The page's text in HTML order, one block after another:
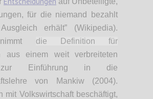
für die niemand bezahlt
erhält” (Wikipedia).
die Definition für
aus einem weit verbreiteten
zur Einführung in die
von Mankiw (2004).
mit Volkswirtschaft beschäftigt,